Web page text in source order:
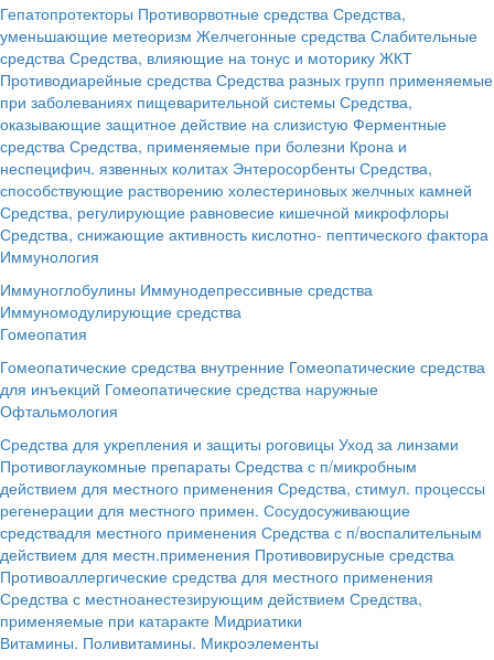
Гепатопротекторы Противорвотные средства Средства,
уменьшающие метеоризм Желчегонные средства Слабительные
средства Средства, влияющие на тонус и моторику ЖКТ
Противодиарейные средства Средства разных групп применяемые
при заболеваниях пищеварительной системы Средства,
оказывающие защитное действие на слизистую Ферментные
средства Средства, применяемые при болезни Крона и
неспецифич. язвенных колитах Энтеросорбенты Средства,
способствующие растворению холестериновых желчных камней
Средства, регулирующие равновесие кишечной микрофлоры
Средства, снижающие активность кислотно- пептического фактора
Иммунология
Иммуноглобулины Иммунодепрессивные средства
Иммуномодулирующие средства
Гомеопатия
Гомеопатические средства внутренние Гомеопатические средства
для инъекций Гомеопатические средства наружные
Офтальмология
Средства для укрепления и защиты роговицы Уход за линзами
Противоглаукомные препараты Средства с п/микробным
действием для местного применения Средства, стимул. процессы
регенерации для местного примен. Сосудосуживающие
средствадля местного применения Средства с п/воспалительным
действием для местн.применения Противовирусные средства
Противоаллергические средства для местного применения
Средства с местноанестезирующим действием Средства,
применяемые при катаракте Мидриатики
Витамины. Поливитамины. Микроэлементы